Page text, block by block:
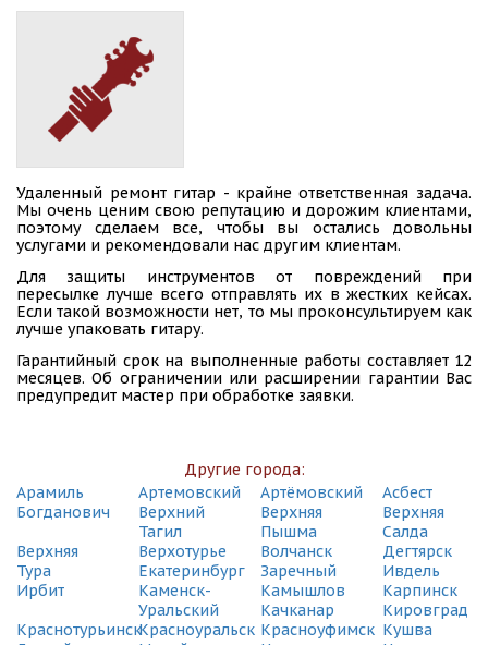
СДЭК
Екатеринбург, ул. Викулова, 39
(495) 128-95-59
СДЭК
Екатеринбург, ул. Восстания, 15
(495) 128-95-59
Екатеринбург, ул. Восточная, 19А
(495) 128-95-59
Екатеринбург, ул. Грибоедова, 9
(495) 128-95-59
СДЭК
Екатеринбург, ул. Гурзуфская, 15
(495) 128-95-59
СДЭК
Екатеринбург, ул. Донбасская, 20
(495) 128-95-59
СДЭК
Екатеринбург, ул. Карельская, 53
(495) 128-95-59
Удаленный ремонт гитар - крайне ответственная задача.
Мы очень ценим свою репутацию и дорожим клиентами,
поэтому сделаем все, чтобы вы остались довольны
услугами и рекомендовали нас другим клиентам.
Для защиты инструментов от повреждений при
пересылке лучше всего отправлять их в жестких кейсах.
Если такой возможности нет, то мы проконсультируем как
лучше упаковать гитару.
Гарантийный срок на выполненные работы составляет 12
месяцев. Об ограничении или расширении гарантии Вас
предупредит мастер при обработке заявки.
Другие города:
Арамиль
Артемовский Артёмовский
Асбест
Богданович
Верхний
Тагил
Верхняя
Пышма
Верхняя
Салда
Верхняя
Тура
Верхотурье Волчанск
Дегтярск
Екатеринбург
Заречный
Ивдель
Ирбит
Каменск-
Уральский
Камышлов
Карпинск
Качканар
Кировград
КраснотурьинскКрасноуральск Красноуфимск Кушва